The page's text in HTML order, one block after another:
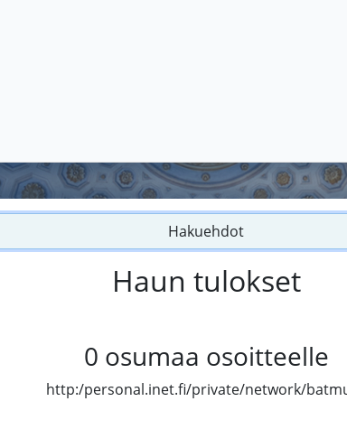
Hakuehdot
Haun tulokset
0 osumaa osoitteelle
http:/personal.inet.fi/private/network/